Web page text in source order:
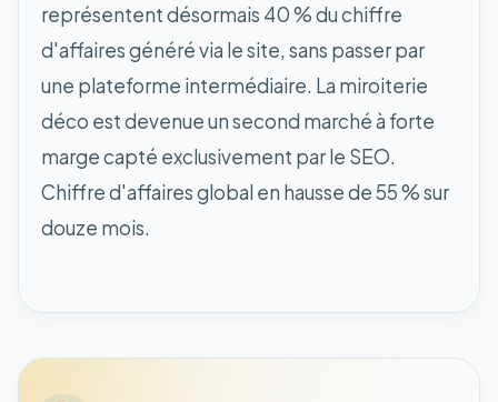
représentent désormais 40 % du chiffre
d'affaires généré via le site, sans passer par
une plateforme intermédiaire. La miroiterie
déco est devenue un second marché à forte
marge capté exclusivement par le SEO.
Chiffre d'affaires global en hausse de 55 % sur
douze mois.